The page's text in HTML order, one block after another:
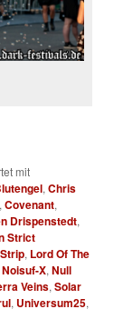
mit
,Chris
,Covenant,
Drispenstedt,
Strict
, Lord Of The
Noisuf-X,Null
Veins,Solar
, Universum25,